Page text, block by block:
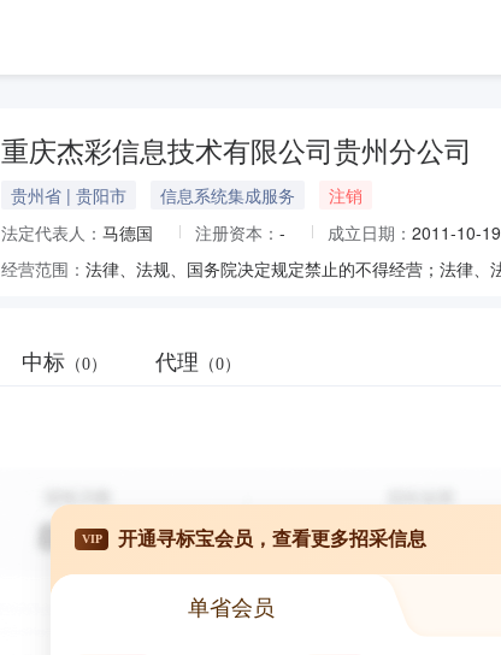
重庆杰彩信息技术有限公司贵州分公司
贵州省 | 贵阳市 信息系统集成服务
注销
法定代表人： 马德国 注册资本： - 成立日期： 2011-10-19
经营范围：
中标 （0） 代理 （0）
VIP 开通寻标宝会员，查看更多招采信息
单省会员